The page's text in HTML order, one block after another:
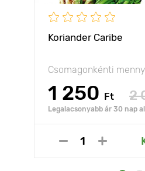
Koriander Caribe
Csomagonkénti
1 250 Ft 2
Legalacsonyabb ár 30 nap